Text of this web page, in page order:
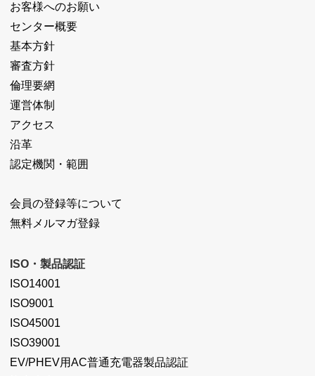
お客様へのお願い
センター概要
基本方針
審査方針
倫理要網
運営体制
アクセス
沿革
認定機関・範囲
会員の登録等について
無料メルマガ登録
ISO・製品認証
ISO14001
ISO9001
ISO45001
ISO39001
EV/PHEV用AC普通充電器製品認証